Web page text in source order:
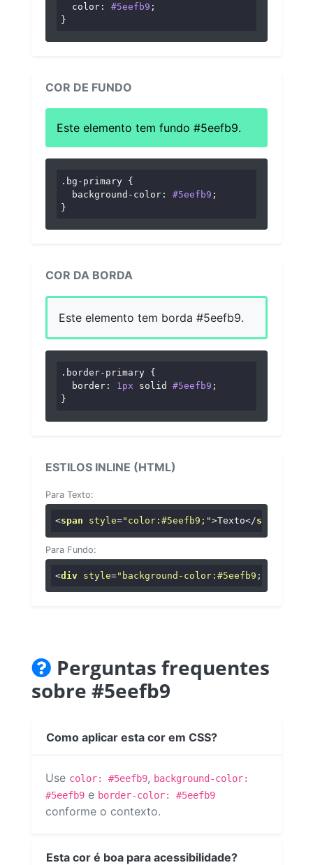
color : #5eefb9 ;
}
COR DE FUNDO
Este elemento tem fundo #5eefb9.
.bg-primary {
background-color : #5eefb9 ;
}
COR DA BORDA
Este elemento tem borda #5eefb9.
.border-primary {
border : 1px solid #5eefb9 ;
}
ESTILOS INLINE (HTML)
Para Texto:
<span style="color:#5eefb9;">Texto</span
Para Fundo:
<div style="background-color:#5eefb9;"
Perguntas frequentes
sobre #5eefb9
Como aplicar esta cor em CSS?
Use color: #5eefb9, background-color:
#5eefb9 e border-color: #5eefb9
conforme o contexto.
Esta cor é boa para acessibilidade?